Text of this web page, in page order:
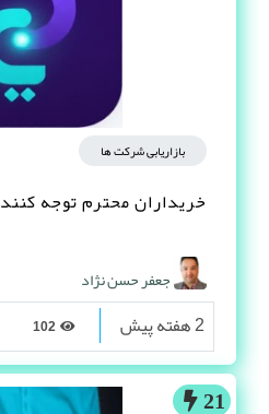
بازاریابی شرکت ها
خریداران محترم توجه کنند
جعفر حسن نژاد
2 هفته پیش
21